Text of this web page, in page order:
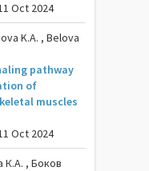
Oct 2024
K.A. , Belova
pathway
of
muscles
Oct 2024
К.А. , Боков